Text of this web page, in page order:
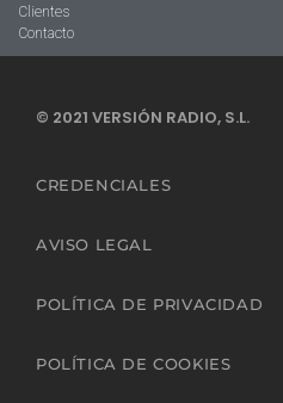
Clientes
Contacto
© 2021 VERSIÓN RADIO, S.L.
CREDENCIALES
AVISO LEGAL
POLÍTICA DE PRIVACIDAD
POLÍTICA DE COOKIES